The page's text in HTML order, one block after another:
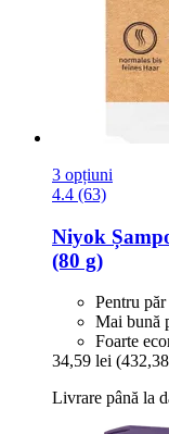
3 opțiuni
4.4 (63)
Niyok
(80 g)
Pentru
Mai bună
Foarte
34,59 lei
Livrare până la